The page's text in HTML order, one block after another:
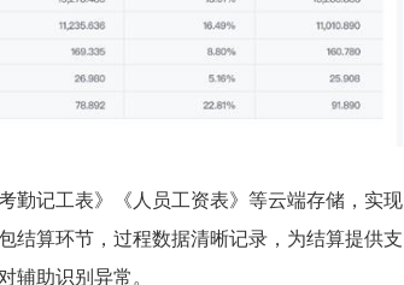
记工表》《人员工资表》等云端存储，实现
结算环节，过程数据清晰记录，为结算提供支
助识别异常。